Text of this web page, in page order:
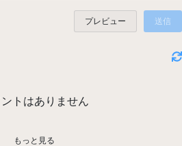
プレビュー 送信
ントはありません
もっと見る